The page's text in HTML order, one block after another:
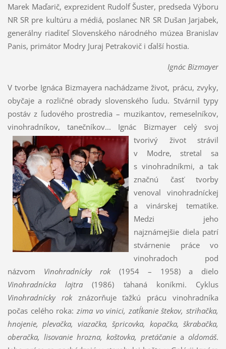
Marek Maďarič, exprezident Rudolf Šuster, predseda Výboru
NR SR pre kultúru a médiá, poslanec NR SR Dušan Jarjabek,
generálny riaditeľ Slovenského národného múzea Branislav
Panis, primátor Modry Juraj Petrakovič i ďalší hostia.
Ignác Bizmayer
V tvorbe Ignáca Bizmayera nachádzame život, prácu, zvyky,
obyčaje a rozličné obrady slovenského ľudu. Stvárnil typy
postáv z ľudového prostredia – muzikantov, remeselníkov,
vinohradníkov, tanečníkov... Ignác Bizmayer celý svoj
tvorivý život strávil
v Modre, stretal sa
s vinohradníkmi, a tak
značnú časť tvorby
venoval vinohradníckej
a vinárskej tematike.
Medzi jeho
najznámejšie diela patrí
stvárnenie práce vo
vinohradoch pod
názvom Vinohradnícky rok(1954 – 1958) a dielo
Vinohradnícka lajtra (1986) ťahaná koníkmi. Cyklus
Vinohradnícky rokznázorňuje ťažkú prácu vinohradníka
počas celého roka: zima vo vinici, zatĺkanie štekov, strihačka,
hnojenie, plevačka, viazačka, špricovka, kopačka, škrabačka,
oberačka, lisovanie hrozna, koštovka, pretáčanie aoldomáš.